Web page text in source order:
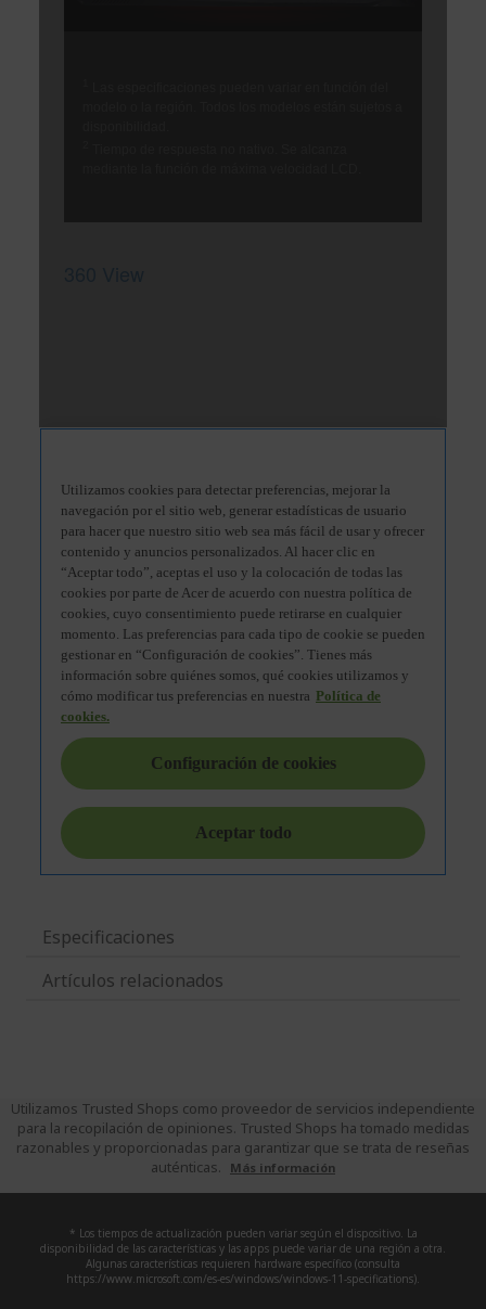
Especificaciones
Artículos relacionados
Utilizamos Trusted Shops como proveedor de servicios independiente
para la recopilación de opiniones. Trusted Shops ha tomado medidas
razonables y proporcionadas para garantizar que se trata de reseñas
auténticas.
Más información
* Los tiempos de actualización pueden variar según el dispositivo. La
disponibilidad de las características y las apps puede variar de una región a otra.
Algunas características requieren hardware específico (consulta
https://www.microsoft.com/es-es/windows/windows-11-specifications).